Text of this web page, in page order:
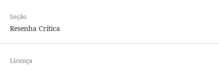
Seção
Resenha Crítica
Licença